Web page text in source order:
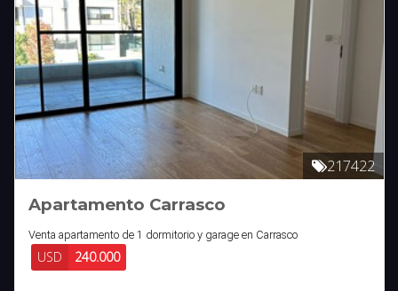
217422
Apartamento Carrasco
Venta apartamento de 1 dormitorio y garage en Carrasco
USD 240.000